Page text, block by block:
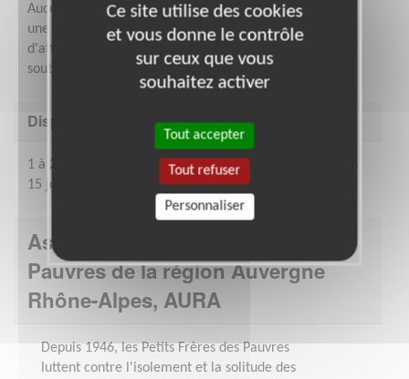
Aucune qualification particulière n'est nécessaire, avoir
une qualité de présence, une capacité d'écoute et
d'attention aux autres. Les bénévoles sont formés,
soutenus et encadrés.
Disponibilité demandée
1 à 2 heures par semaine de façon régulière ou tous les
15 jours, éventuellement le week-end.
Association : Les petits frères des
Pauvres de la région Auvergne
Rhône-Alpes, AURA
Depuis 1946, les Petits Frères des Pauvres
luttent contre l'isolement et la solitude des
Ce site utilise des cookies
et vous donne le contrôle
sur ceux que vous
souhaitez activer
Tout accepter
Tout refuser
Personnaliser